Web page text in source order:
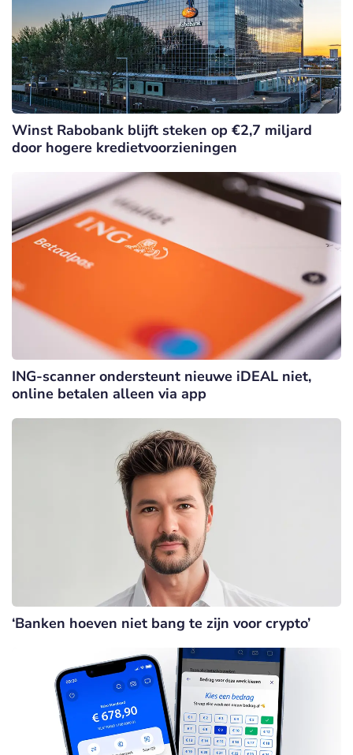
Winst Rabobank blijft steken op €2,7 miljard
door hogere kredietvoorzieningen
ING-scanner ondersteunt nieuwe iDEAL niet,
online betalen alleen via app
‘Banken hoeven niet bang te zijn voor crypto’